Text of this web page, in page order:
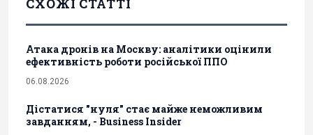
Атака дронів на Москву: аналітики оцінили
ефективність роботи російської ППО
06.08.2026
Дістатися "нуля" стає майже неможливим
завданням, - Business Insider